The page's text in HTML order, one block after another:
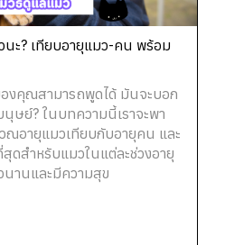
วนะ? เทียบอายุแมว-คน พร้อม
องคุณสามารถพูดได้ มันจะบอก
นุษย์? ในบทความนี้เราจะพา
ณอายุแมวเทียบกับอายุคน และ
ดสำหรับแมวในแต่ละช่วงอายุ
นานและมีความสุข